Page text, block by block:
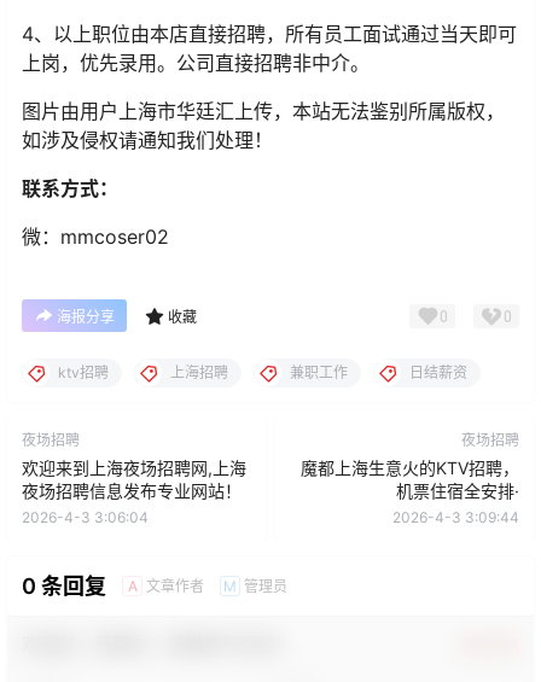
4、以上职位由本店直接招聘，所有员工面试通过当天即可
上岗，优先录用。公司直接招聘非中介。
图片由用户上海市华廷汇上传，本站无法鉴别所属版权，
如涉及侵权请通知我们处理！
联系方式：
微：mmcoser02
海报分享 收藏 0 0
ktv招聘 上海招聘 兼职工作 日结薪资
夜场招聘
欢迎来到上海夜场招聘网,上海
夜场招聘信息发布专业网站！
2026-4-3 3:06:04
夜场招聘
魔都上海生意火的KTV招聘，
机票住宿全安排·
2026-4-3 3:09:44
0 条回复 A 文章作者 M 管理员